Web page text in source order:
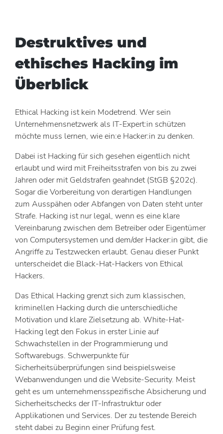
Destruktives und
ethisches Hacking im
Überblick
Ethical Hacking ist kein Modetrend. Wer sein
Unternehmensnetzwerk als IT-Expert:in schützen
möchte muss lernen, wie ein:e Hacker:in zu denken.
Dabei ist Hacking für sich gesehen eigentlich nicht
erlaubt und wird mit Freiheitsstrafen von bis zu zwei
Jahren oder mit Geldstrafen geahndet (StGB §202c).
Sogar die Vorbereitung von derartigen Handlungen
zum Ausspähen oder Abfangen von Daten steht unter
Strafe. Hacking ist nur legal, wenn es eine klare
Vereinbarung zwischen dem Betreiber oder Eigentümer
von Computersystemen und dem/der Hacker:in gibt, die
Angriffe zu Testzwecken erlaubt. Genau dieser Punkt
unterscheidet die Black-Hat-Hackers von Ethical
Hackers.
Das Ethical Hacking grenzt sich zum klassischen,
kriminellen Hacking durch die unterschiedliche
Motivation und klare Zielsetzung ab. White-Hat-
Hacking legt den Fokus in erster Linie auf
Schwachstellen in der Programmierung und
Softwarebugs. Schwerpunkte für
Sicherheitsüberprüfungen sind beispielsweise
Webanwendungen und die Website-Security. Meist
geht es um unternehmensspezifische Absicherung und
Sicherheitschecks der IT-Infrastruktur oder
Applikationen und Services. Der zu testende Bereich
steht dabei zu Beginn einer Prüfung fest.